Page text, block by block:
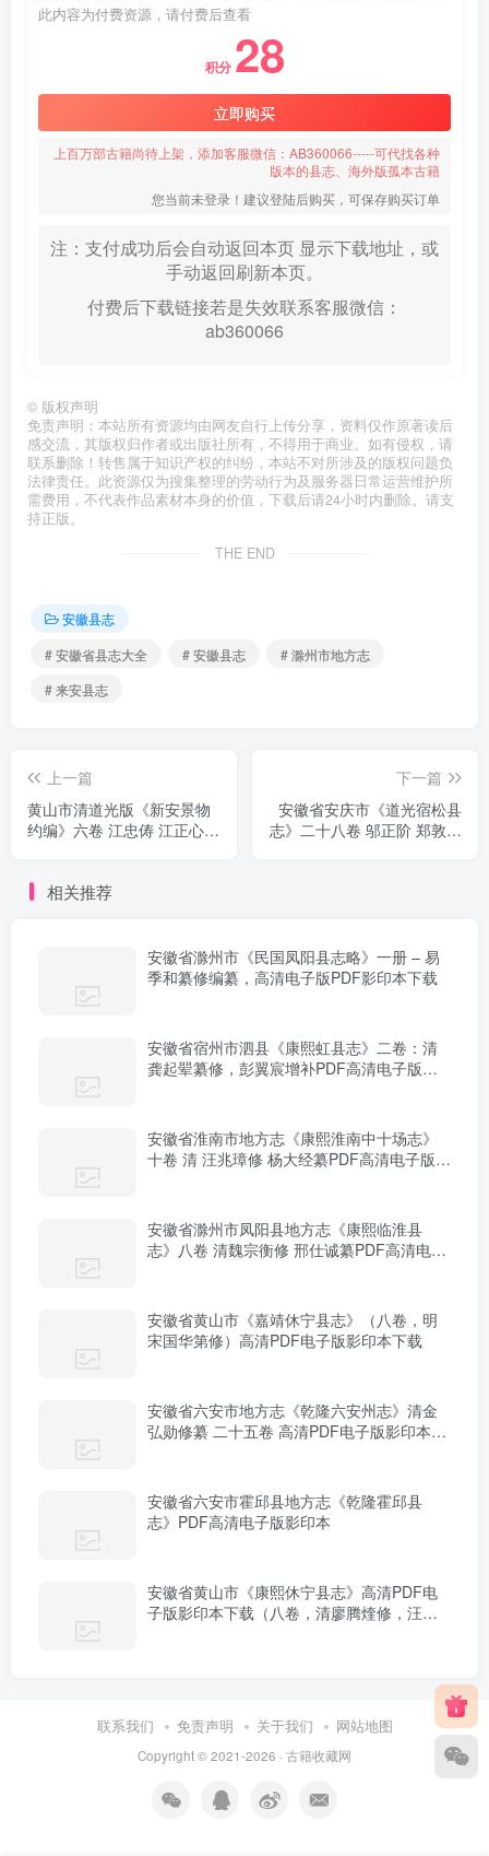
此内容为付费资源，请付费后查看
积分 28
立即购买
上百万部古籍尚待上架，添加客服微信：AB360066-----可代找各种
版本的县志、海外版孤本古籍
您当前未登录！建议登陆后购买，可保存购买订单
注：支付成功后会自动返回本页 显示下载地址，或
手动返回刷新本页。
付费后下载链接若是失效联系客服微信：
ab360066
© 版权声明
免责声明：本站所有资源均由网友自行上传分享，资料仅作原著读后
感交流，其版权归作者或出版社所有，不得用于商业。如有侵权，请
联系删除！转售属于知识产权的纠纷，本站不对所涉及的版权问题负
法律责任。此资源仅为搜集整理的劳动行为及服务器日常运营维护所
需费用，不代表作品素材本身的价值，下载后请24小时内删除。请支
持正版。
THE END
安徽县志
# 安徽省县志大全
# 安徽县志
# 滁州市地方志
# 来安县志
上一篇
黄山市清道光版《新安景物
约编》六卷 江忠俦 江正心辑
下一篇
安徽省安庆市《道光宿松县
志》二十八卷 邬正阶 郑敦亮
相关推荐
安徽省滁州市《民国凤阳县志略》一册 – 易
季和纂修编纂，高清电子版PDF影印本下载
安徽省宿州市泗县《康熙虹县志》二卷：清
龚起翚纂修，彭翼宸增补PDF高清电子版影
安徽省淮南市地方志《康熙淮南中十场志》
十卷 清 汪兆璋修 杨大经纂PDF高清电子版下
安徽省滁州市凤阳县地方志《康熙临淮县
志》八卷 清魏宗衡修 邢仕诚纂PDF高清电子
安徽省黄山市《嘉靖休宁县志》（八卷，明
宋国华第修）高清PDF电子版影印本下载
安徽省六安市地方志《乾隆六安州志》清金
弘勋修纂 二十五卷 高清PDF电子版影印本下
安徽省六安市霍邱县地方志《乾隆霍邱县
志》PDF高清电子版影印本
安徽省黄山市《康熙休宁县志》高清PDF电
子版影印本下载（八卷，清廖腾煃修，汪晋
联系我们 免责声明 关于我们 网站地图
Copyright © 2021-2026 · 古籍收藏网